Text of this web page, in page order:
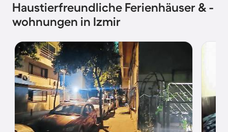
Haustierfreundliche Ferienhäuser & -
wohnungen in Izmir